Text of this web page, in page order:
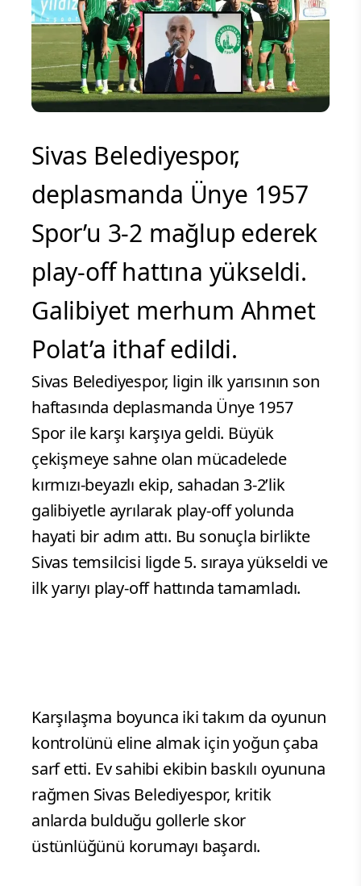
Sivas Belediyespor,
deplasmanda Ünye 1957
Spor’u 3-2 mağlup ederek
play-off hattına yükseldi.
Galibiyet merhum Ahmet
Polat’a ithaf edildi.
Sivas Belediyespor, ligin ilk yarısının son
haftasında deplasmanda Ünye 1957
Spor ile karşı karşıya geldi. Büyük
çekişmeye sahne olan mücadelede
kırmızı-beyazlı ekip, sahadan 3-2’lik
galibiyetle ayrılarak play-off yolunda
hayati bir adım attı. Bu sonuçla birlikte
Sivas temsilcisi ligde 5. sıraya yükseldi ve
ilk yarıyı play-off hattında tamamladı.
Karşılaşma boyunca iki takım da oyunun
kontrolünü eline almak için yoğun çaba
sarf etti. Ev sahibi ekibin baskılı oyununa
rağmen Sivas Belediyespor, kritik
anlarda bulduğu gollerle skor
üstünlüğünü korumayı başardı.